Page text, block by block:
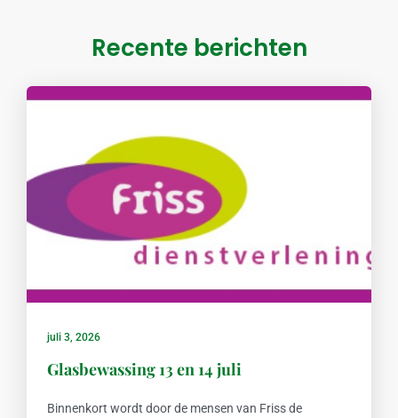
Recente berichten
juli 3, 2026
Glasbewassing 13 en 14 juli
Binnenkort wordt door de mensen van Friss de